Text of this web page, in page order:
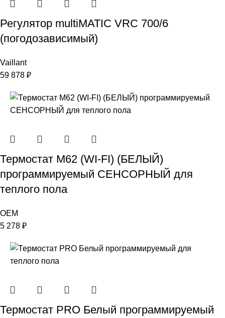
Регулятор multiMATIC VRC 700/6
(погодозависимый)
Vaillant
59 878 ₽
Термостат M62 (WI-FI) (БЕЛЫЙ)
программируемый СЕНСОРНЫЙ для
теплого пола
OEM
5 278 ₽
Термостат PRO Белый программируемый